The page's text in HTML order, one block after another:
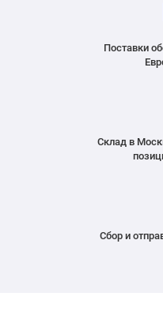
Поставки
Склад в
Сбор и